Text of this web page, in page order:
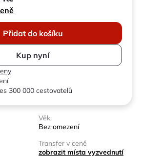
Přidat do košíku
Kup nyní
300 000 cestovatelů
Věk:
Bez omezení
Transfer v ceně
zobrazit místa vyzvednutí